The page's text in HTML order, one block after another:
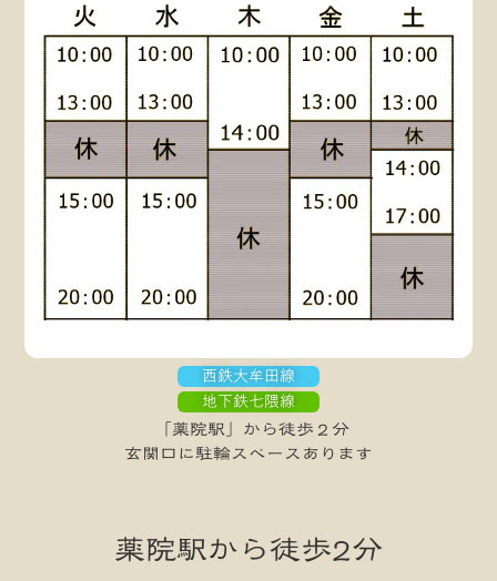
西鉄大牟田線
地下鉄七隈線
「薬院駅」から徒歩２分
玄関口に駐輪スペースあります
薬院駅から徒歩2分